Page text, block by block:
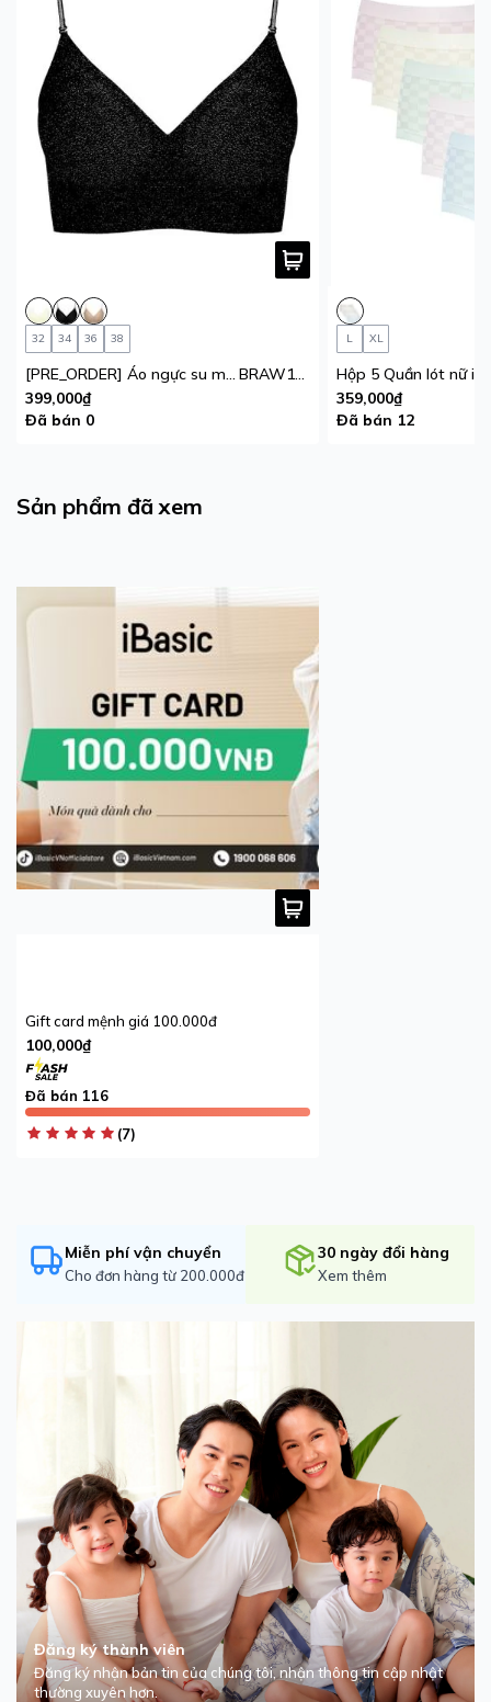
32 34 36 38
[PRE_ORDER] Áo ngực su mút mỏng Multiway iBasic không gọng 1 móc cài
BRAW127
399,000₫
Đã bán 0
L XL
359,000₫
Đã bán 12
Sản phẩm đã xem
Gift card mệnh giá 100.000đ
100,000₫
(7)
Đã bán 116
Miễn phí vận chuyển
Cho đơn hàng từ 200.000đ
30 ngày đổi hàng
Xem thêm
Đăng ký thành viên
Đăng ký nhận bản tin của chúng tôi, nhận thông tin cập nhật
thường xuyên hơn.